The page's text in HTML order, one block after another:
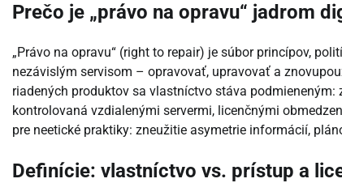
Prečo je „právo na opravu“ jadrom
„Právo na opravu“ (right to repair) je súbor princípov,
nezávislým servisom – opravovať, upravovať a
riadených produktov sa vlastníctvo stáva
kontrolovaná vzdialenými servermi, licenčnými
pre neetické praktiky: zneužitie asymetrie informácií,
Definície: vlastníctvo vs. prístup a